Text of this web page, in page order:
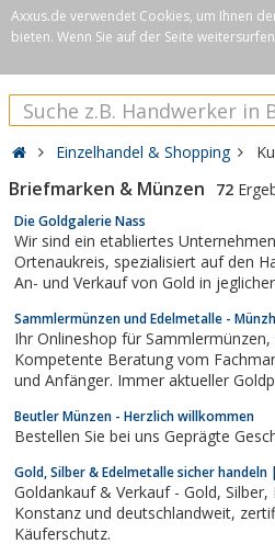
Axxus.de verwendet Cookies, um Ihnen
bieten. Wenn Sie auf der Seite
Einzelhandel & Shopping
Briefmarken & Münzen 72
Die Goldgalerie Nass
Wir sind ein etabliertes
Ortenaukreis, spezialisiert auf den Handel mit Münzen und dem
An- und Verkauf von Gold in
Sammlermünzen und Edelmetalle -
Ihr Onlineshop für Sammlermünzen, Gold und Silber.
Kompetente Beratung vom Fachmann für
und Anfänger. Immer aktueller
Beutler Münzen - Herzlich willkommen
Bestellen Sie bei uns Geprägte
Gold, Silber & Edelmetalle sicher
Goldankauf & Verkauf - Gold, Silber, Platin, Palladium - in
Konstanz und deutschlandweit, zertifizierter Onlineshop mit
Käuferschutz.